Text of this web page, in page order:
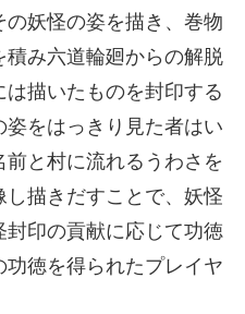
妖怪の姿を描き、巻物
み六道輪廻からの解脱
描いたものを封印する
をはっきり見た者はい
と村に流れるうわさを
描きだすことで、妖怪
印の貢献に応じて功徳
徳を得られたプレイヤ